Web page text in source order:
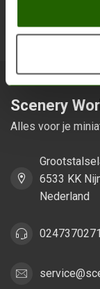
Scenery
Alles voor je
6533 KK
Nederland
0247370271